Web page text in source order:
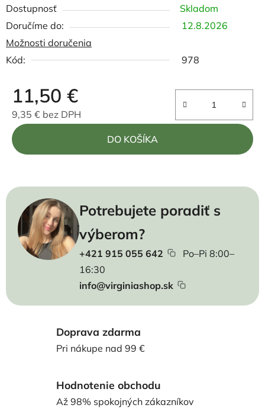
Dostupnosť
Skladom
12.8.2026
Možnosti doručenia
Kód:
978
11,50 €
9,35 € bez DPH
Jednotková cena:
DO KOŠÍKA
Potrebujete poradiť s
výberom?
+421 915 055 642
Po–Pi 8:00–
16:30
info@virginiashop.sk
Doprava zdarma
Pri nákupe nad 99 €
Hodnotenie obchodu
Až 98% spokojných zákazníkov